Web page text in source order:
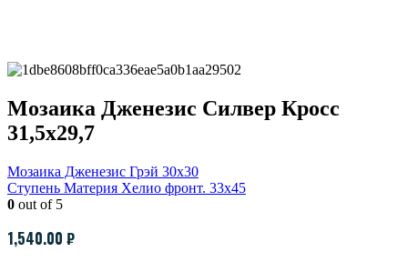
Мозаика Дженезис Силвер Кросс
31,5х29,7
Мозаика Дженезис Грэй 30х30
Ступень Материя Хелио фронт. 33х45
0 out of 5
1,540.00 ₽